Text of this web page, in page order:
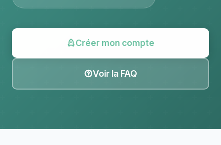
Créer mon compte
Voir la FAQ